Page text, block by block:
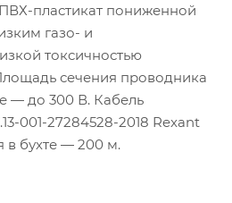
пластикат пониженной
газо- и
токсичностью
сечения проводника
— до 300 В. Кабель
001-27284528-2018 Rexant
бухте — 200 м.